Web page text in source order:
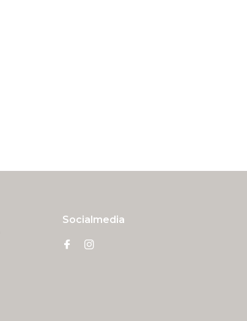
Socialmedia